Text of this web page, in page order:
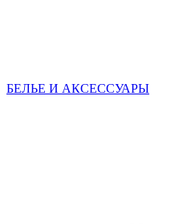
БЕЛЬЕ И АКСЕССУАРЫ